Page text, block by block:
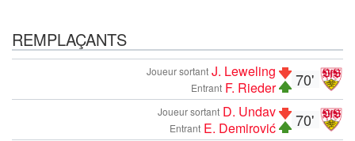
REMPLAÇANTS
70'
Joueur sortant J. Leweling
Entrant F. Rieder
70'
Joueur sortant D. Undav
Entrant E. Demirović